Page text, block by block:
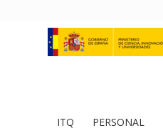
ITQ PERSONAL